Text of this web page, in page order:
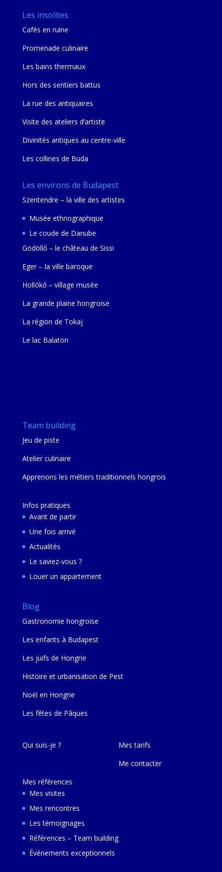
Les insolites
Cafés en ruine
Promenade culinaire
Les bains thermaux
Hors des sentiers battus
La rue des antiquaires
Visite des ateliers d’artiste
Divinités antiques au centre-ville
Les collines de Buda
Les environs de Budapest
Szentendre – la ville des artistes
Musée ethnographique
Le coude de Danube
Gödöllő – le château de Sissi
Eger – la ville baroque
Hollókő – village musée
La grande plaine hongroise
La région de Tokaj
Le lac Balaton
Team building
Jeu de piste
Atelier culinaire
Apprenons les métiers traditionnels hongrois
Infos pratiques
Avant de partir
Une fois arrivé
Actualités
Le saviez-vous ?
Louer un appartement
Blog
Gastronomie hongroise
Les enfants à Budapest
Les juifs de Hongrie
Histoire et urbanisation de Pest
Noël en Hongrie
Les fêtes de Pâques
Qui suis-je ?
Mes références
Mes visites
Mes rencontres
Les témoignages
Références – Team building
Événements exceptionnels
Mes tarifs
Me contacter